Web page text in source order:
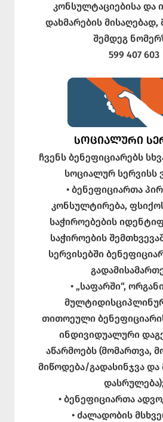
კონსულტაციებისა და
დახმარების
შემდეგ
599 407 603
ᲡᲝᲪᲘᲐᲚᲣᲠᲘ
ჩვენს ბენეფიციარებს
სოციალურ სერვისს
• ბენეფიციართა
კონსულტირება,
საჭიროებების
საჭიროების
სერვისებში
• „საფარში“,
თითოეული
ინდივიდუალური
აწარმოებს (მომართვა,
მიწოდება/გადასინჯვა და
• ბენეფიციართა
• ძალადობის